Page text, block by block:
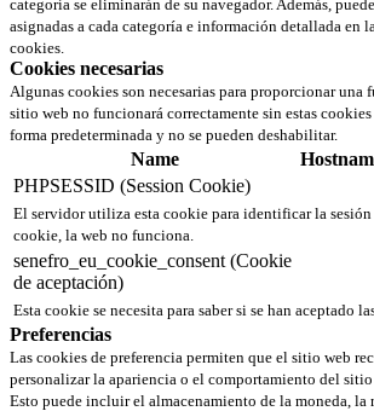
categoría se eliminarán de su navegador. Además,
asignadas a cada categoría e información detallada en
cookies.
Cookies necesarias
Algunas cookies son necesarias para proporcionar una
sitio web no funcionará correctamente sin estas
forma predeterminada y no se pueden deshabilitar.
Name
PHPSESSID (Session Cookie)
El servidor utiliza esta cookie para identificar la sesión
cookie, la web no funciona.
senefro_eu_cookie_consent (Cookie
de aceptación)
Esta cookie se necesita para saber si se han aceptado
Preferencias
Las cookies de preferencia permiten que el sitio web
personalizar la apariencia o el comportamiento del sitio
Esto puede incluir el almacenamiento de la moneda,